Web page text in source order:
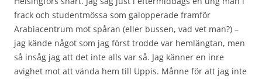
frack och studentmössa som galopperade framför
Arabiacentrum mot spåran (eller bussen, vad vet man?) –
jag kände något som jag först trodde var hemlängtan, men
så insåg jag att det inte alls var så. Jag känner en inre
avighet mot att vända hem till Uppis. Månne för att jag inte